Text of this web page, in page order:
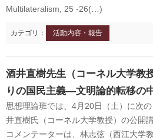
Multilateralism, 25 -26(…)
カテゴリ： 活動内容・報告
酒井直樹先生（コーネル大学教
りの国民主義―文明論的転移の
思想理論班では、4月20日（土）に次
井直樹氏（コーネル大学教授）の公開
コメンテーターは、林志弦（西江大学